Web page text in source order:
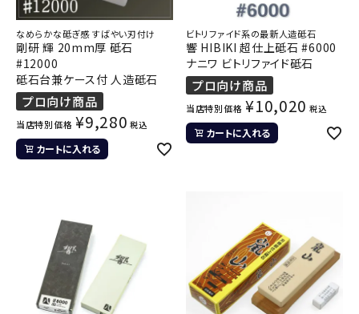
なめらかな砥ぎ感 すばやい刃付け
剛研 輝 20mm厚 砥石
#12000
砥石台兼ケース付 人造砥石
プロ向け商品
当店特別価格 ¥9,280 税込
カートに入れる
ビトリファイド系の最新人造砥石
響 HIBIKI 超仕上砥石 #6000
ナニワ ビトリファイド砥石
プロ向け商品
当店特別価格 ¥10,020 税込
カートに入れる